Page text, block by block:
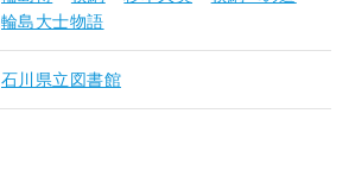
輪島大士物語
石川県立図書館